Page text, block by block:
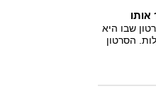
שבו היא
הסרטון